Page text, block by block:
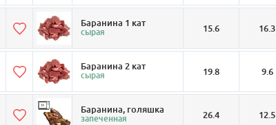
Баранина 1 кат
сырая 15.6 16.3
Баранина 2 кат
сырая 19.8 9.6
Баранина, голяшка
запеченная 26.4 12.5